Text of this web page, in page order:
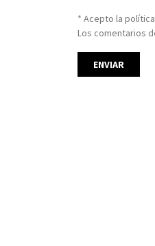
* Acepto la
Los comentarios